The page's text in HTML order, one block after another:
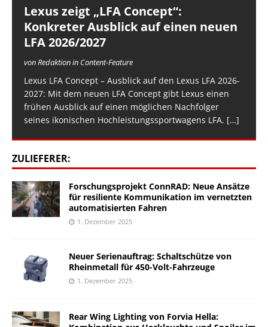
Lexus zeigt „LFA Concept“:
Konkreter Ausblick auf einen neuen
LFA 2026/2027
von Redaktion in Content-Feature
Lexus LFA Concept – Ausblick auf den Lexus LFA 2026-
2027: Mit dem neuen LFA Concept gibt Lexus einen
frühen Ausblick auf einen möglichen Nachfolger
seines ikonischen Hochleistungssportwagens LFA. […]
ZULIEFERER:
Forschungsprojekt ConnRAD: Neue Ansätze
für resiliente Kommunikation im vernetzten
automatisierten Fahren
1. Dezember 2025
Neuer Serienauftrag: Schaltschütze von
Rheinmetall für 450-Volt-Fahrzeuge
1. Dezember 2025
Rear Wing Lighting von Forvia Hella: